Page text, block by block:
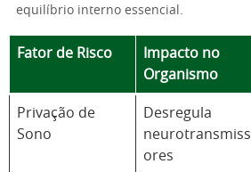
equilíbrio interno essencial.
Fator de Risco
Impacto no
Organismo
Privação de
Sono
Desregula
neurotransmiss
ores